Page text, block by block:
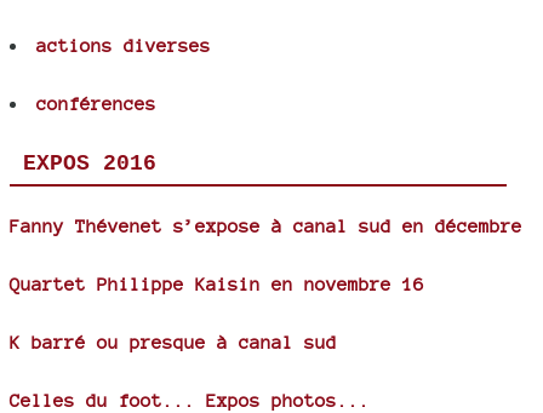
actions diverses
conférences
EXPOS 2016
Fanny Thévenet s’expose à canal sud en décembre
Quartet Philippe Kaisin en novembre 16
K barré ou presque à canal sud
Celles du foot... Expos photos...